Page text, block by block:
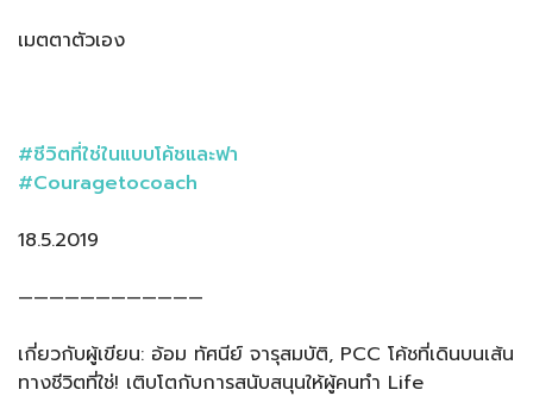
เมตตาตัวเอง
#ชีวิตที่ใช่ในแบบโค้ชและฟา
#Couragetocoach
18.5.2019
————————————
เกี่ยวกับผู้เขียน: อ้อม ทัศนีย์ จารุสมบัติ, PCC โค้ชที่เดินบนเส้น
ทางชีวิตที่ใช่! เติบโตกับการสนับสนุนให้ผู้คนทำ Life